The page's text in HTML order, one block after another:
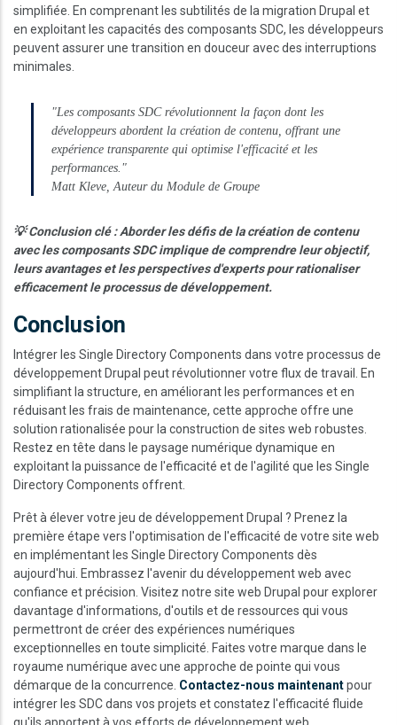
simplifiée. En comprenant les subtilités de la migration Drupal et
en exploitant les capacités des composants SDC, les développeurs
peuvent assurer une transition en douceur avec des interruptions
minimales.
"Les composants SDC révolutionnent la façon dont les
développeurs abordent la création de contenu, offrant une
expérience transparente qui optimise l'efficacité et les
performances."
Matt Kleve, Auteur du Module de Groupe
💡 Conclusion clé : Aborder les défis de la création de contenu
avec les composants SDC implique de comprendre leur objectif,
leurs avantages et les perspectives d'experts pour rationaliser
efficacement le processus de développement.
Conclusion
Intégrer les Single Directory Components dans votre processus de
développement Drupal peut révolutionner votre flux de travail. En
simplifiant la structure, en améliorant les performances et en
réduisant les frais de maintenance, cette approche offre une
solution rationalisée pour la construction de sites web robustes.
Restez en tête dans le paysage numérique dynamique en
exploitant la puissance de l'efficacité et de l'agilité que les Single
Directory Components offrent.
Prêt à élever votre jeu de développement Drupal ? Prenez la
première étape vers l'optimisation de l'efficacité de votre site web
en implémentant les Single Directory Components dès
aujourd'hui. Embrassez l'avenir du développement web avec
confiance et précision. Visitez notre site web Drupal pour explorer
davantage d'informations, d'outils et de ressources qui vous
permettront de créer des expériences numériques
exceptionnelles en toute simplicité. Faites votre marque dans le
royaume numérique avec une approche de pointe qui vous
démarque de la concurrence. Contactez-nous maintenantpour
intégrer les SDC dans vos projets et constatez l'efficacité fluide